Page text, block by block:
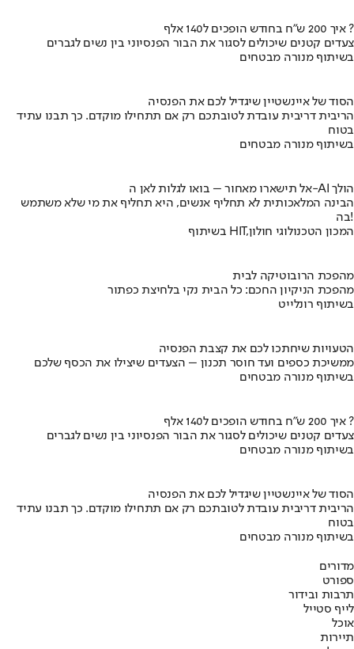
איך 200 ש"ח בחודש הופכים ל140 אלף ?
צעדים קטנים שיכולים לסגור את הבור הפנסיוני בין נשים לגברים
בשיתוף מנורה מבטחים
הסוד של איינשטיין שיגדיל לכם את הפנסיה
הריבית דריבית עובדת לטובתכם רק אם תתחילו מוקדם. כך תבנו עתיד
בטוח
בשיתוף מנורה מבטחים
אל תישארו מאחור – בואו לגלות לאן ה-AI הולך
הבינה המלאכותית לא תחליף אנשים, היא תחליף את מי שלא משתמש
בה!
בשיתוף HIT,המכון הטכנולוגי חולון
מהפכת הרובוטיקה לבית
מהפכת הניקיון החכם: כל הבית נקי בלחיצת כפתור
בשיתוף רונלייט
הטעויות שיחתכו לכם את קצבת הפנסיה
ממשיכת כספים ועד חוסר תכנון – הצעדים שיצילו את הכסף שלכם
בשיתוף מנורה מבטחים
איך 200 ש"ח בחודש הופכים ל140 אלף ?
צעדים קטנים שיכולים לסגור את הבור הפנסיוני בין נשים לגברים
בשיתוף מנורה מבטחים
הסוד של איינשטיין שיגדיל לכם את הפנסיה
הריבית דריבית עובדת לטובתכם רק אם תתחילו מוקדם. כך תבנו עתיד
בטוח
בשיתוף מנורה מבטחים
מדורים
ספורט
תרבות ובידור
לייף סטייל
אוכל
תיירות